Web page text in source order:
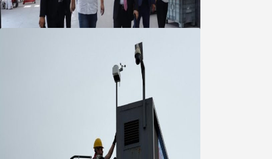
05 Ağustos 2026
Büyükşehir Çevresel İzleme Ağını